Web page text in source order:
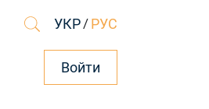
УКР/ РУС
Войти